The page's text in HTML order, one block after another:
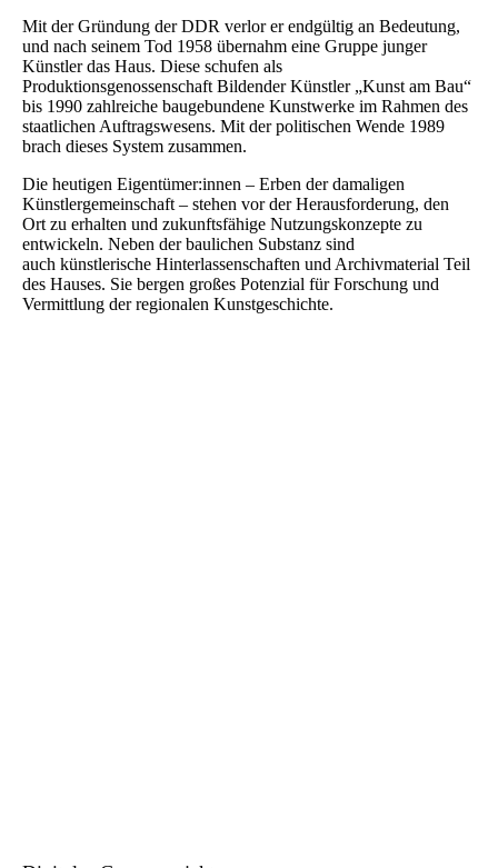
Mit der Gründung der DDR verlor er endgültig an Bedeutung,
und nach seinem Tod 1958 übernahm eine Gruppe junger
Künstler das Haus. Diese schufen als
Produktionsgenossenschaft Bildender Künstler „Kunst am Bau“
bis 1990 zahlreiche baugebundene Kunstwerke im Rahmen des
staatlichen Auftragswesens. Mit der politischen Wende 1989
brach dieses System zusammen.
Die heutigen Eigentümer:innen – Erben der damaligen
Künstlergemeinschaft – stehen vor der Herausforderung, den
Ort zu erhalten und zukunftsfähige Nutzungskonzepte zu
entwickeln. Neben der baulichen Substanz sind
auch künstlerische Hinterlassenschaften und Archivmaterial Teil
des Hauses. Sie bergen großes Potenzial für Forschung und
Vermittlung der regionalen Kunstgeschichte.